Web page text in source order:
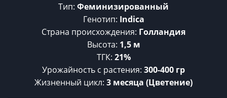
Тип: Феминизированный
Генотип: Indica
Страна происхождения: Голландия
Высота: 1,5 м
ТГК: 21%
Урожайность c растения: 300-400 гр
Жизненный цикл: 3 месяца (Цветение)